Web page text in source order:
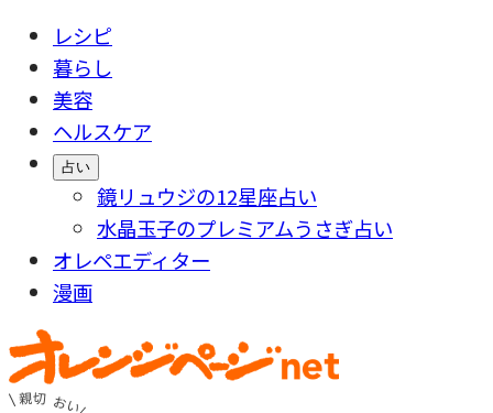
レシピ
暮らし
美容
ヘルスケア
占い
鏡リュウジの12星座占い
水晶玉子のプレミアムうさぎ占い
オレペエディター
漫画